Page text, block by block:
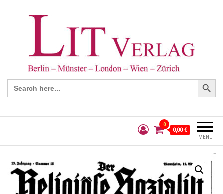
Search
for:
Search Button
MENÜ
0
0,00 €